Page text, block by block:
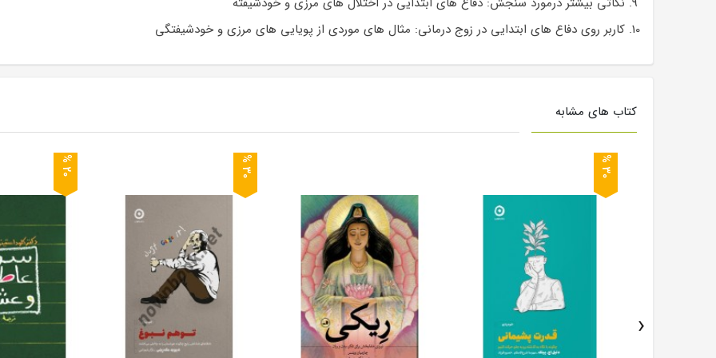
کاربر روی دفاع های ابتدایی در زوج درمانی: مثال های موردی از پویایی های مرزی و خودشیفتگی
کتاب های مشابه
3
0
%
3
0
%
2
0
%
›